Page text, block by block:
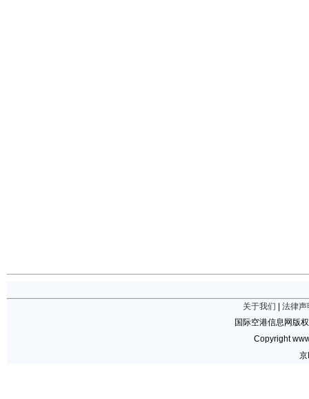
关于我们
法律声
国际空港信息网版
Copyright